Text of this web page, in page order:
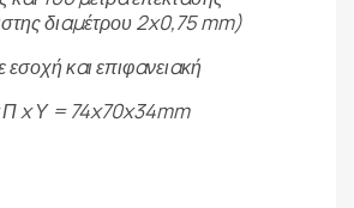
διαμέτρου 2x0,75 mm)
και επιφανειακή
Π x Υ = 74x70x34mm